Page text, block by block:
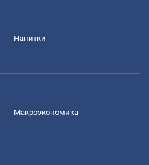
Напитки
Mакроэкономика